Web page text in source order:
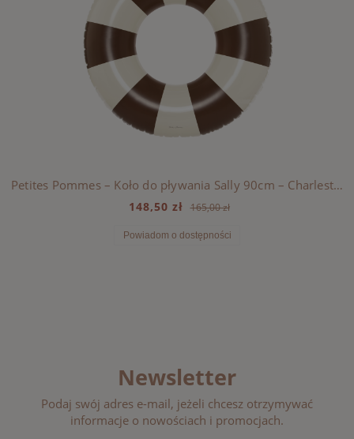
Petites Pommes – Koło do pływania Sally 90cm – Charleston
148,50 zł 165,00 zł
Powiadom o dostępności
Newsletter
Podaj swój adres e-mail, jeżeli chcesz otrzymywać
informacje o nowościach i promocjach.